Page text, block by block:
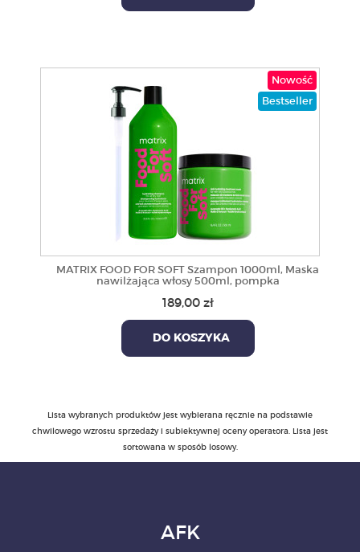
Nowość
Bestseller
MATRIX FOOD FOR SOFT Szampon 1000ml, Maska
nawilżająca włosy 500ml, pompka
189,00 zł
DO KOSZYKA
Lista wybranych produktów jest wybierana ręcznie na podstawie
chwilowego wzrostu sprzedaży i subiektywnej oceny operatora. Lista jest
sortowana w sposób losowy.
AFK